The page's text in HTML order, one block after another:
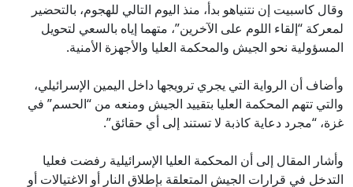
وقال كاسبيت إن نتنياهو بدأ، منذ اليوم التالي للهجوم، بالتحضير
لمعركة “إلقاء اللوم على الآخرين”، متهما إياه بالسعي لتحويل
المسؤولية نحو الجيش والمحكمة العليا والأجهزة الأمنية.
وأضاف أن الرواية التي يجري ترويجها داخل اليمين الإسرائيلي،
والتي تتهم المحكمة العليا بتقييد الجيش ومنعه من “الحسم” في
غزة، “مجرد دعاية كاذبة لا تستند إلى أي حقائق”.
وأشار المقال إلى أن المحكمة العليا الإسرائيلية رفضت فعليا
التدخل في قرارات الجيش المتعلقة بإطلاق النار أو الاغتيالات أو